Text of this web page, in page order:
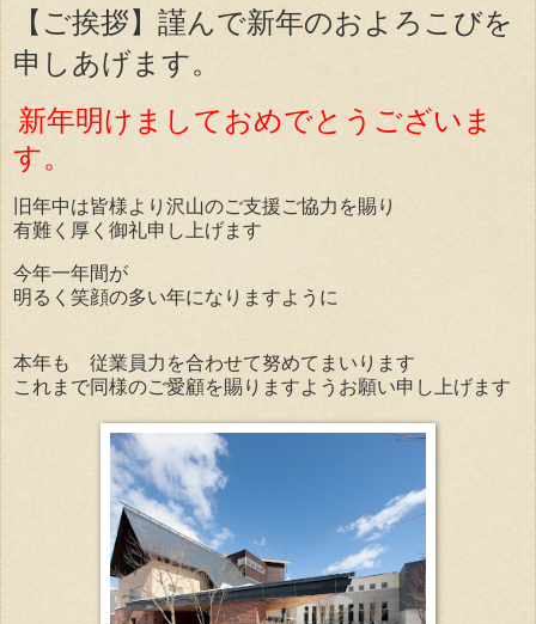
【ご挨拶】謹んで新年のおよろこびを
申しあげます。
新年明けましておめでとうございま
す。
旧年中は皆様より沢山のご支援ご協力を賜り
有難く厚く御礼申し上げます
今年一年間が
明るく笑顔の多い年になりますように
本年も 従業員力を合わせて努めてまいります
これまで同様のご愛顧を賜りますようお願い申し上げます